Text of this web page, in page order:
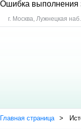
Ошибка выполнения
г. Москва, Лужнецкая
Главная страница